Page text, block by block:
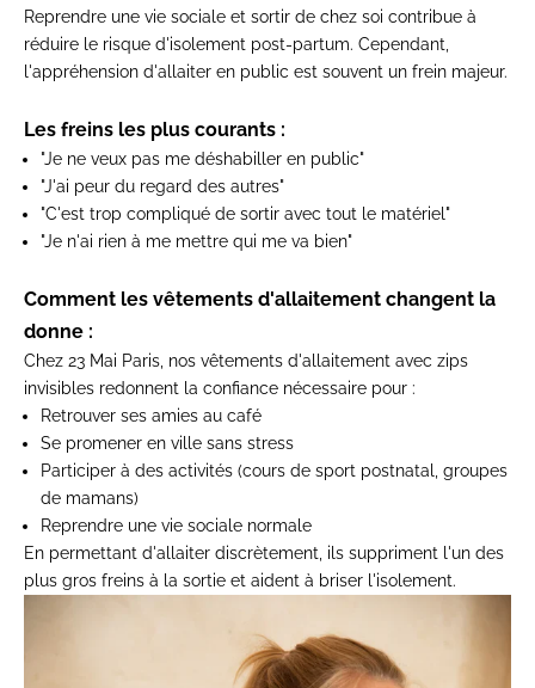
Reprendre une vie sociale et sortir de chez soi contribue à
réduire le risque d'isolement post-partum. Cependant,
l'appréhension d'allaiter en public est souvent un frein majeur.
Les freins les plus courants :
"Je ne veux pas me déshabiller en public"
"J'ai peur du regard des autres"
"C'est trop compliqué de sortir avec tout le matériel"
"Je n'ai rien à me mettre qui me va bien"
Comment les vêtements d'allaitement changent la
donne :
Chez 23 Mai Paris, nos vêtements d'allaitement avec zips
invisibles redonnent la confiance nécessaire pour :
Retrouver ses amies au café
Se promener en ville sans stress
Participer à des activités (cours de sport postnatal, groupes
de mamans)
Reprendre une vie sociale normale
En permettant d'allaiter discrètement, ils suppriment l'un des
plus gros freins à la sortie et aident à briser l'isolement.